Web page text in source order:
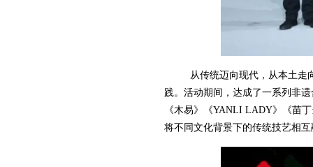
从传统迈向现代，从本土走
践。活动期间，达成了一系列非
《木易》《YANLI LADY》《苗
将不同文化背景下的传统技艺相